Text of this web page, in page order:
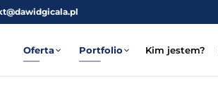
Oferta Portfolio Kim jestem?